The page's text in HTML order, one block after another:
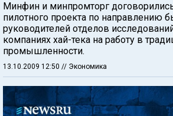
Минфин и минпромторг
пилотного проекта по направлению
руководителей отделов
компаниях хай-тека на работу в
промышленности.
13.10.2009 12:50 // Экономика